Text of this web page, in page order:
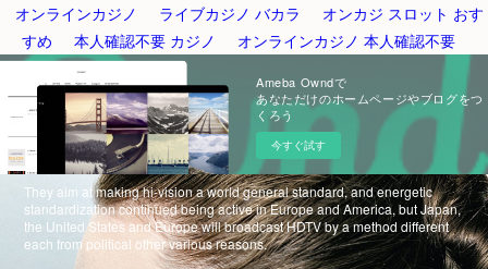
オンラインカジノ ライブカジノ バカラ
オンカジ スロット おす
すめ
本人確認不要 カジノ オンラインカジノ 本人確認不要
Ameba Owndで
あなただけのホームページやブログをつ
くろう
今すぐ試す